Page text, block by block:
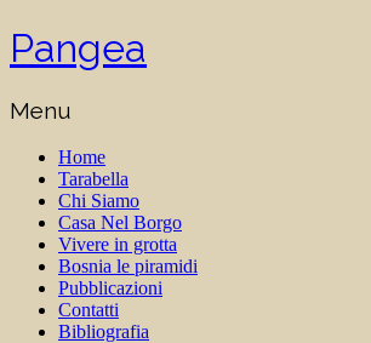
Pangea
Menu
Home
Tarabella
Chi Siamo
Casa Nel Borgo
Vivere in grotta
Bosnia le piramidi
Pubblicazioni
Contatti
Bibliografia